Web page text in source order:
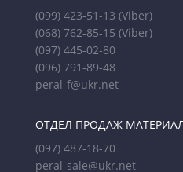
(099) 423-51-13 (Viber)
(068) 762-85-15 (Viber)
(097) 445-02-80
(096) 791-89-48
peral-f@ukr.net
ОТДЕЛ ПРОДАЖ
(097) 487-18-70
peral-sale@ukr.net